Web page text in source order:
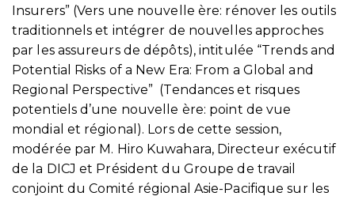
Insurers” (Vers une nouvelle ère: rénover les outils
traditionnels et intégrer de nouvelles approches
par les assureurs de dépôts), intitulée “Trends and
Potential Risks of a New Era: From a Global and
Regional Perspective” (Tendances et risques
potentiels d’une nouvelle ère: point de vue
mondial et régional). Lors de cette session,
modérée par M. Hiro Kuwahara, Directeur exécutif
de la DICJ et Président du Groupe de travail
conjoint du Comité régional Asie-Pacifique sur les